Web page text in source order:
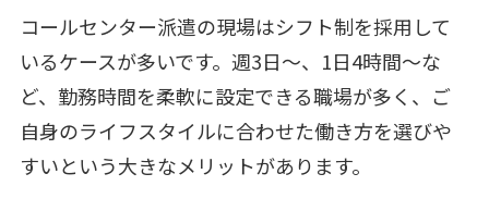
コールセンター派遣の現場はシフト制を採用して
いるケースが多いです。週3日～、1日4時間～な
ど、勤務時間を柔軟に設定できる職場が多く、ご
自身のライフスタイルに合わせた働き方を選びや
すいという大きなメリットがあります。